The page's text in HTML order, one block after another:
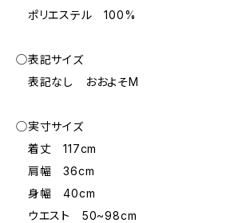
ポリエステル 100%
◯表記サイズ
表記なし おおよそM
◯実寸サイズ
着丈 117cm
肩幅 36cm
身幅 40cm
ウエスト 50~98cm